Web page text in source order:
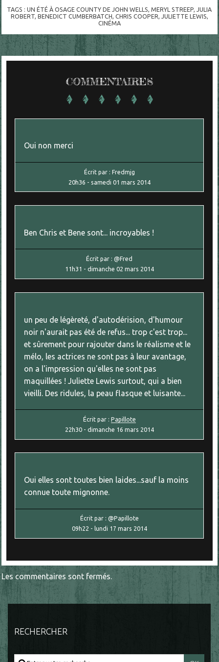
TAGS :UN ÉTÉ À OSAGE COUNTY DE JOHN WELLS ,MERYL STREEP
JULIA
ROBERT, BENEDICT CUMBERBATCH CHRIS COOPER JULIETTE LEWIS
CINÉMA
COMMENTAIRES
Oui non merci
Écrit par : Fredmjg
20h36 - samedi 01 mars 2014
Ben Chris et Bene sont... incroyables !
Écrit par :@Fred
11h31 - dimanche 02 mars 2014
un peu de légèreté, d'autodérision, d'humour
noir n'aurait pas été de refus... trop c'est trop...
et sûrement pour rajouter dans le réalisme et le
mélo, les actrices ne sont pas à leur avantage,
on a l'impression qu'elles ne sont pas
maquillées ! Juliette Lewis surtout, qui a bien
vieilli. Des ridules, la peau flasque et luisante...
Écrit par : Papillote
22h30- dimanche 16 mars 2014
Oui elles sont toutes bien laides...sauf la moins
connue toute mignonne.
Écrit par : @Papillote
09h22 - lundi 17 mars 2014
Les commentaires sont fermés.
RECHERCHER